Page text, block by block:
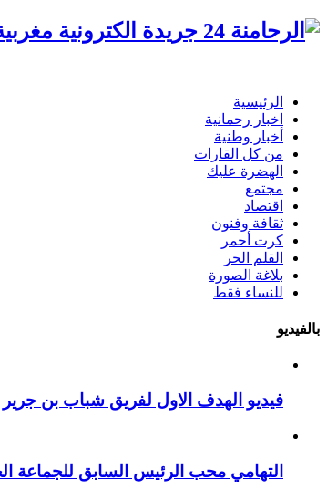
الرئيسية
اخبار رحمانية
أخبار وطنية
من كل القارات
الهضرة عليك
مجتمع
اقتصاد
ثقافة وفنون
كرت أحمر
القلم الحر
بلاغة الصورة
للنساء فقط
بالفيديو
فيديو الهدف الاول لفريق شباب بن
التهامي محب الرئيس السابق للجماعة